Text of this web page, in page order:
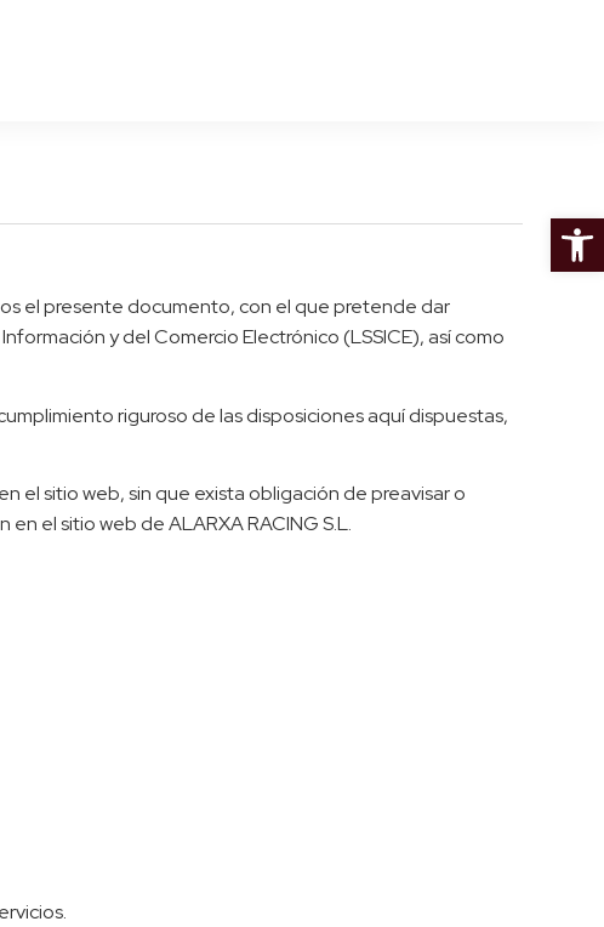
Abrir
el presente documento, con el que pretende dar
y del Comercio Electrónico (LSSICE), así como
riguroso de las disposiciones aquí dispuestas,
el sitio web, sin que exista obligación de preavisar o
el sitio web de ALARXA RACING S.L.